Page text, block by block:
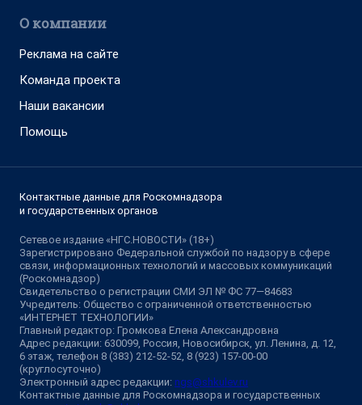
О компании
Реклама на сайте
Команда проекта
Наши вакансии
Помощь
Контактные данные для Роскомнадзора
и государственных органов
Сетевое издание «НГС.НОВОСТИ» (18+)
Зарегистрировано Федеральной службой по надзору в сфере
связи, информационных технологий и массовых коммуникаций
(Роскомнадзор)
Свидетельство о регистрации СМИ ЭЛ № ФС 77—84683
Учредитель: Общество с ограниченной ответственностью
«ИНТЕРНЕТ ТЕХНОЛОГИИ»
Главный редактор: Громкова Елена Александровна
Адрес редакции: 630099, Россия, Новосибирск, ул. Ленина, д. 12,
6 этаж, телефон 8 (383) 212-52-52, 8 (923) 157-00-00
(круглосуточно)
Электронный адрес редакции: ngs@shkulev.ru
Контактные данные для Роскомнадзора и государственных